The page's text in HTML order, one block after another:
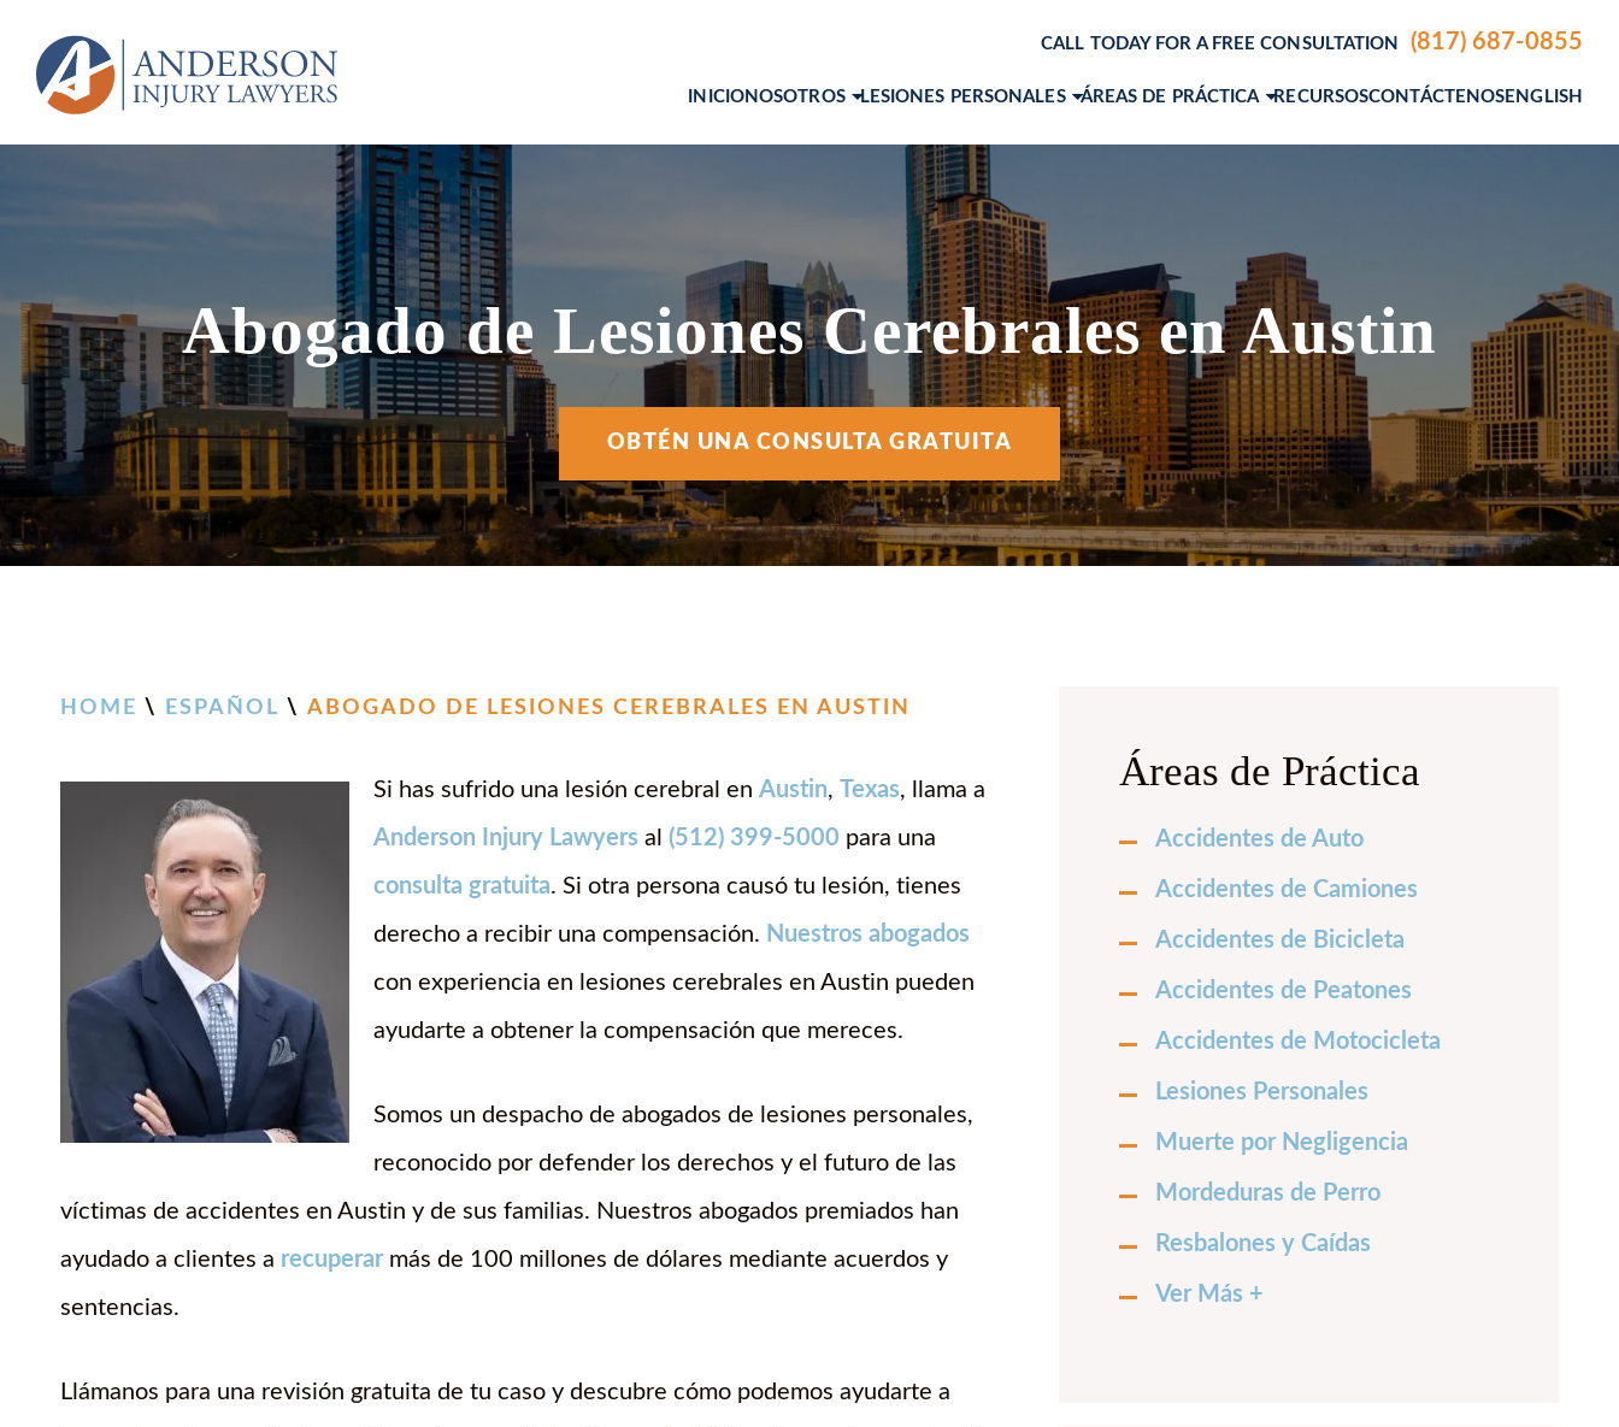
CALL TODAY FOR A FREE CONSULTATION (817) 687-0855
INICIONOSOTROS
ACERCA DE NOSOTROS
NUESTROS ABOGADOS
NUESTROS RESULTADOS
TESTIMONIOS
LESIONES PERSONALES
DALLAS
FORT WORTH
AUSTIN
ÁREAS DE PRÁCTICA
ACCIDENTES DE AUTO
ACCIDENTES DE MOTOCICLETA
LESIONES CEREBRALES
MUERTE POR NEGLIGENCIA
VER MÁS +
RECURSOSCONTÁCTENOS ENGLISH
Abogado de Lesiones Cerebrales en Austin
OBTÉN UNA CONSULTA GRATUITA
HOME \ ESPAÑOL \ ABOGADO DE LESIONES CEREBRALES EN AUSTIN
Si has sufrido una lesión cerebral en Austin, Texas, llama a
Anderson Injury Lawyers al (512) 399-5000 para una
consulta gratuita. Si otra persona causó tu lesión, tienes
derecho a recibir una compensación. Nuestros abogados
con experiencia en lesiones cerebrales en Austin pueden
ayudarte a obtener la compensación que mereces.
Somos un despacho de abogados de lesiones personales,
reconocido por defender los derechos y el futuro de las
víctimas de accidentes en Austin y de sus familias. Nuestros abogados premiados han
ayudado a clientes a recuperarmás de 100 millones de dólares mediante acuerdos y
sentencias.
Llámanos para una revisión gratuita de tu caso y descubre cómo podemos ayudarte a
Áreas de Práctica
Accidentes de Auto
Accidentes de Camiones
Accidentes de Bicicleta
Accidentes de Peatones
Accidentes de Motocicleta
Lesiones Personales
Muerte por Negligencia
Mordeduras de Perro
Resbalones y Caídas
Ver Más +